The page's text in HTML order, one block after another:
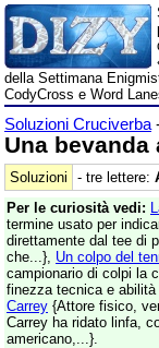
della Settimana
CodyCross e Word
Soluzioni Cruciverba
Una bevanda
Soluzioni - tre lettere:
Per le curiosità vedi:
termine usato per
direttamente dal tee di
che...}, Un colpo del
campionario di colpi la
finezza tecnica e abilità
Carrey {Attore fisico,
Carrey ha ridato linfa,
americano,...}.